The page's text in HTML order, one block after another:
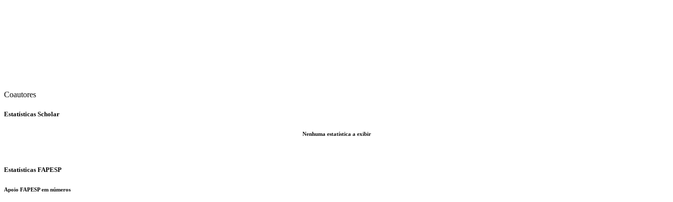
Coautores
Estatísticas Scholar
Nenhuma estatística a exibir
Estatísticas FAPESP
Apoio FAPESP em números